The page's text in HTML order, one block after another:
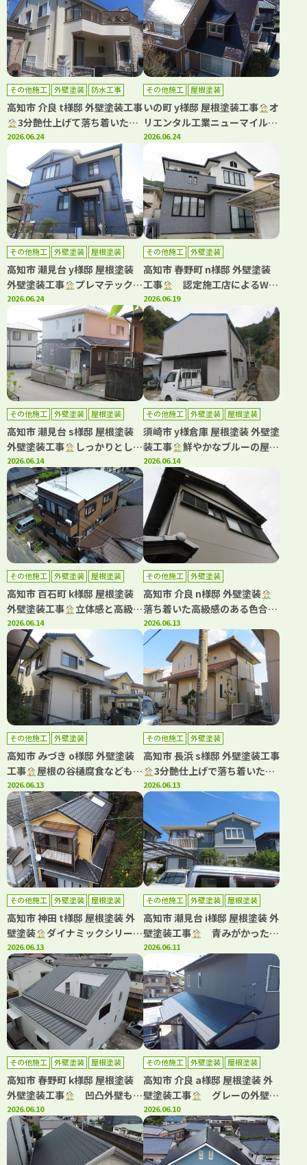
その他施工 外壁塗装 防水工事
高知市 介良 t様邸 外壁塗装工事
3分艶仕上げて落ち着いた印
象になりました(^^)
2026.06.24
その他施工 屋根塗装
いの町 y様邸 屋根塗装工事
オ
リエンタル工業ニューマイルド
優雅・タフグロスコート仕上げ
て塗装しました(^^)
2026.06.24
その他施工 外壁塗装 屋根塗装
高知市 潮見台 y様邸 屋根塗装
外壁塗装工事
プレマテックス
の高耐候塗料で塗装しました
(^^)
2026.06.24
その他施工 外壁塗装
高知市 春野町 n様邸 外壁塗装
工事
認定施工店によるWB
アート多彩仕上げで高級感ある
住まいへ！
2026.06.19
その他施工 外壁塗装 屋根塗装
高知市 潮見台 s様邸 屋根塗装
外壁塗装工事
しっかりとした
安心できる工事をご提案させて
いただきました
2026.06.14
その他施工 外壁塗装 屋根塗装
須崎市 y様倉庫 屋根塗装 外壁塗
装工事
鮮やかなブルーの屋根
で明るい雰囲気にイメチェン
2026.06.14
その他施工 外壁塗装 屋根塗装
高知市 百石町 k様邸 屋根塗装
外壁塗装工事
立体感と高級感
が素晴らしい塗料です
2026.06.14
その他施工 外壁塗装
高知市 介良 n様邸 外壁塗装
落ち着いた高級感のある色合い
でご満足いただけました
2026.06.13
その他施工 外壁塗装
高知市 みづき o様邸 外壁塗装
工事
屋根の谷樋腐食などもご
注意ください！雨漏りのリスク
があります。
2026.06.13
その他施工 外壁塗装
高知市 長浜 s様邸 外壁塗装工事
3分艶仕上げで落ち着いた雰
囲気になりました(^^)
2026.06.13
その他施工 外壁塗装 屋根塗装
高知市 神田 t様邸 屋根塗装 外
壁塗装
ダイナミックシリーズ
で屋根・外壁塗装しました(^^)
2026.06.13
その他施工 外壁塗装 屋根塗装
高知市 潮見台 i様邸 屋根塗装 外
壁塗装工事
青みがかったグ
レーが映える、上品な外観へリ
フレッシュ！
2026.06.11
その他施工 外壁塗装 屋根塗装
高知市 春野町 k様邸 屋根塗装
外壁塗装工事
凹凸外壁も均
一な美しい仕上がりに！
2026.06.10
その他施工 外壁塗装 屋根塗装
高知市 介良 a様邸 屋根塗装 外
壁塗装工事
グレーの外壁に
白が映える上品な外観へ！
2026.06.10